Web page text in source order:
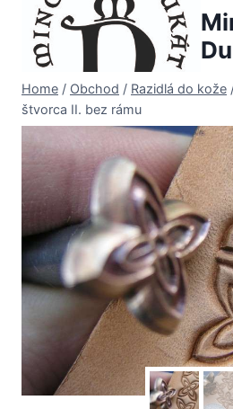
content
Home / Obchod / Razidlá do kože
štvorca II. bez rámu